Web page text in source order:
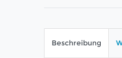
Beschreibung